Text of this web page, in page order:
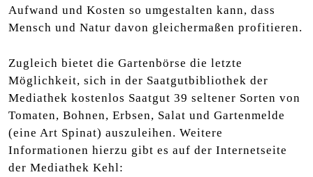
Aufwand und Kosten so umgestalten kann, dass
Mensch und Natur davon gleichermaßen profitieren.
Zugleich bietet die Gartenbörse die letzte
Möglichkeit, sich in der Saatgutbibliothek der
Mediathek kostenlos Saatgut 39 seltener Sorten von
Tomaten, Bohnen, Erbsen, Salat und Gartenmelde
(eine Art Spinat) auszuleihen. Weitere
Informationen hierzu gibt es auf der Internetseite
der Mediathek Kehl: